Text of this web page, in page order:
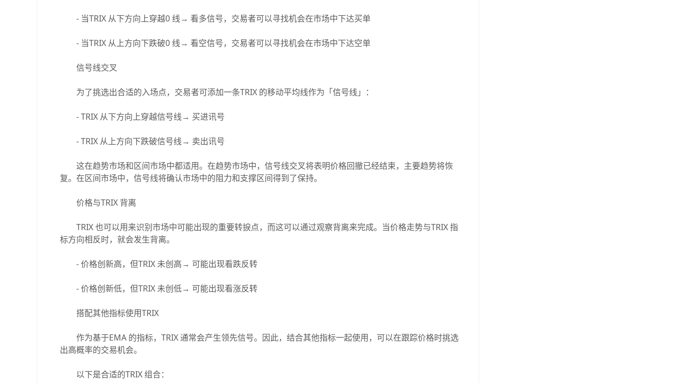
- 当TRIX 从下方向上穿越0 线→ 看多信号，交易者可以寻找机会在市场中下达买单
- 当TRIX 从上方向下跌破0 线→ 看空信号，交易者可以寻找机会在市场中下达空单
信号线交叉
为了挑选出合适的入场点，交易者可添加一条TRIX 的移动平均线作为「信号线」：
- TRIX 从下方向上穿越信号线→ 买进讯号
- TRIX 从上方向下跌破信号线→ 卖出讯号
这在趋势市场和区间市场中都适用。在趋势市场中，信号线交叉将表明价格回撤已经结束，主要趋势将恢
复。在区间市场中，信号线将确认市场中的阻力和支撑区间得到了保持。
价格与TRIX 背离
TRIX 也可以用来识别市场中可能出现的重要转捩点，而这可以通过观察背离来完成。当价格走势与TRIX 指
标方向相反时，就会发生背离。
- 价格创新高，但TRIX 未创高→ 可能出现看跌反转
- 价格创新低，但TRIX 未创低→ 可能出现看涨反转
搭配其他指标使用TRIX
作为基于EMA 的指标，TRIX 通常会产生领先信号。因此，结合其他指标一起使用，可以在跟踪价格时挑选
出高概率的交易机会。
以下是合适的TRIX 组合：